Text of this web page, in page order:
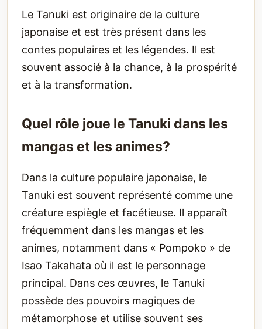
Le Tanuki est originaire de la culture
japonaise et est très présent dans les
contes populaires et les légendes. Il est
souvent associé à la chance, à la prospérité
et à la transformation.
Quel rôle joue le Tanuki dans les
mangas et les animes?
Dans la culture populaire japonaise, le
Tanuki est souvent représenté comme une
créature espiègle et facétieuse. Il apparaît
fréquemment dans les mangas et les
animes, notamment dans « Pompoko » de
Isao Takahata où il est le personnage
principal. Dans ces œuvres, le Tanuki
possède des pouvoirs magiques de
métamorphose et utilise souvent ses